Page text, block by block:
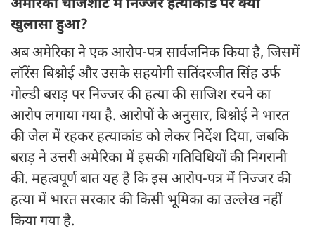
अमेरिकी चार्जशीट में निज्जर हत्याकांड पर क्या
खुलासा हुआ?
अब अमेरिका ने एक आरोप-पत्र सार्वजनिक किया है, जिसमें
लॉरेंस बिश्नोई और उसके सहयोगी सतिंदरजीत सिंह उर्फ
गोल्डी बराड़ पर निज्जर की हत्या की साजिश रचने का
आरोप लगाया गया है. आरोपों के अनुसार, बिश्नोई ने भारत
की जेल में रहकर हत्याकांड को लेकर निर्देश दिया, जबकि
बराड़ ने उत्तरी अमेरिका में इसकी गतिविधियों की निगरानी
की. महत्वपूर्ण बात यह है कि इस आरोप-पत्र में निज्जर की
हत्या में भारत सरकार की किसी भूमिका का उल्लेख नहीं
किया गया है.